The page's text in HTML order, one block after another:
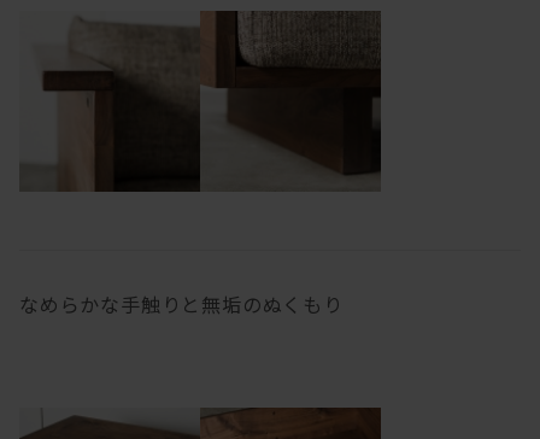
なめらかな手触りと無垢のぬくもり